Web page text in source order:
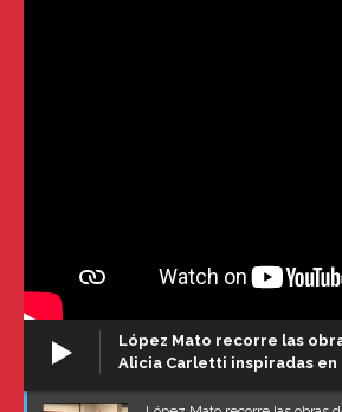
López Mato recorre las
Alicia Carletti inspiradas en